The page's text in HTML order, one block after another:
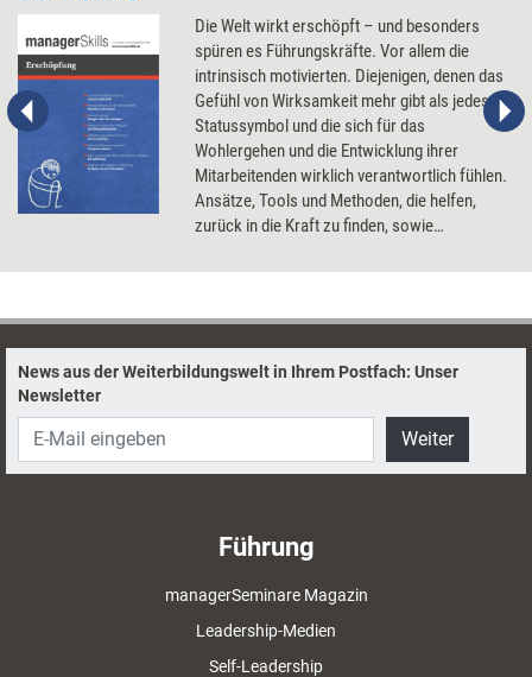
Die Welt wirkt erschöpft – und besonders
spüren es Führungskräfte. Vor allem die
intrinsisch motivierten. Diejenigen, denen das
Gefühl von Wirksamkeit mehr gibt als jedes
Statussymbol und die sich für das
Wohlergehen und die Entwicklung ihrer
Mitarbeitenden wirklich verantwortlich fühlen.
Ansätze, Tools und Methoden, die helfen,
zurück in die Kraft zu finden, sowie
drehen lässt, um Erschöpfung
News aus der Weiterbildungswelt in Ihrem Postfach: Unser
Newsletter
Weiter
Führung
managerSeminare Magazin
Leadership-Medien
Self-Leadership